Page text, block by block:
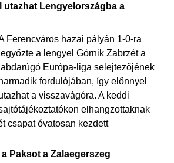
utazhat Lengyelországba a
Ferencváros hazai pályán 1-0-ra
legyőzte a lengyel Górnik Zabrzét a
labdarúgó Európa-liga selejtezőjének
harmadik fordulójában, így előnnyel
a visszavágóra. A keddi
elhangzottaknak
csapat óvatosan kezdett
Paksot a Zalaegerszeg